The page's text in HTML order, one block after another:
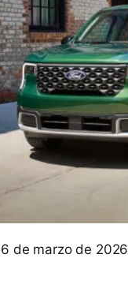
de marzo de 2026